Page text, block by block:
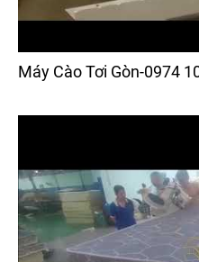
Máy Cào Tơi Gòn-0974